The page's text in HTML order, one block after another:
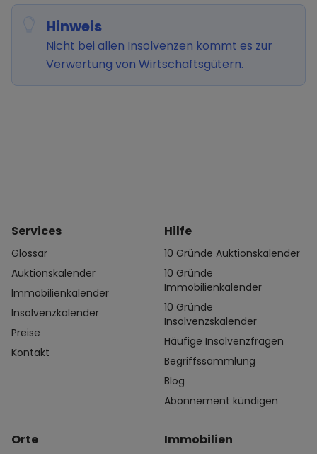
Hinweis
Nicht bei allen Insolvenzen kommt es zur
Verwertung von Wirtschaftsgütern.
Services
Glossar
Auktionskalender
Immobilienkalender
Insolvenzkalender
Preise
Kontakt
Hilfe
10 Gründe Auktionskalender
10 Gründe
Immobilienkalender
10 Gründe
Insolvenzskalender
Häufige Insolvenzfragen
Begriffssammlung
Blog
Abonnement kündigen
Orte Immobilien